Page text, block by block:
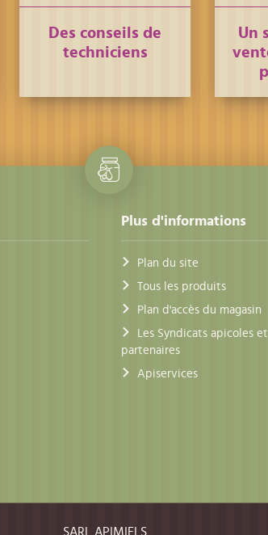
Des conseils de
techniciens
Un
Plus d'informations
Plan du site
Tous les produits
Plan d'accès du magasin
Les Syndicats apicoles et
partenaires
Apiservices
SARL APIMIELS